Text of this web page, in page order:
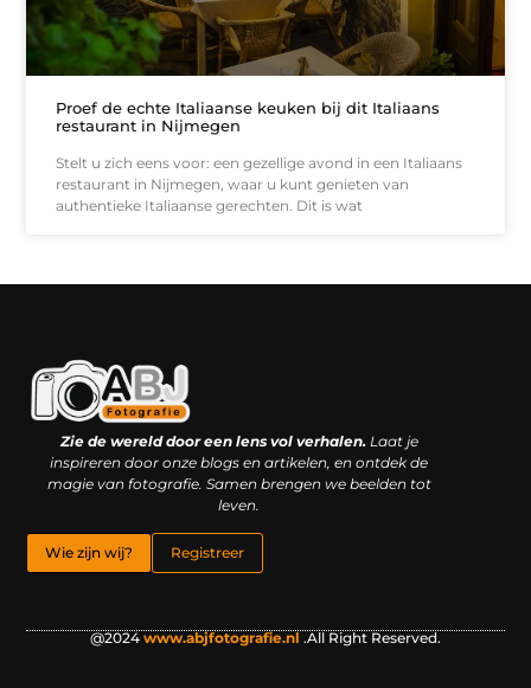
Proef de echte Italiaanse keuken bij dit Italiaans
restaurant in Nijmegen
Stelt u zich eens voor: een gezellige avond in een Italiaans
restaurant in Nijmegen, waar u kunt genieten van
authentieke Italiaanse gerechten. Dit is wat
Zie de wereld door een lens vol verhalen.Laat je
inspireren door onze blogs en artikelen, en ontdek de
magie van fotografie. Samen brengen we beelden tot
leven.
Wie zijn wij? Registreer
@2024 www.abjfotografie.nl .All Right Reserved.